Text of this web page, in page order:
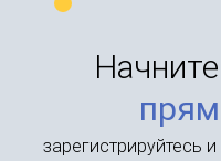
зарегистрируйтесь